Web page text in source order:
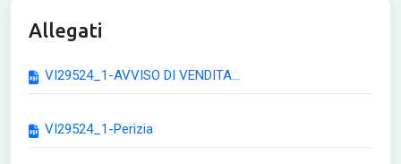
Allegati
VI29524_1-AVVISO DI VENDITA...
VI29524_1-Perizia